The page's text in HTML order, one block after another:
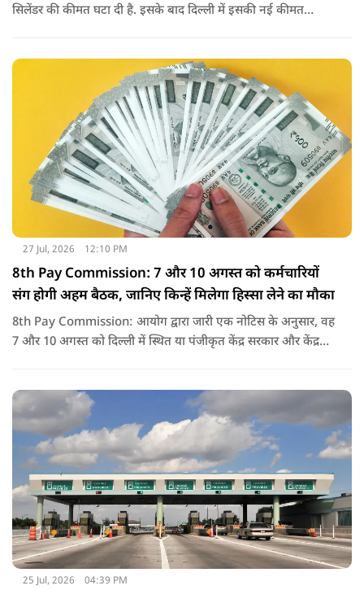
सिलेंडर की कीमत घटा दी है. इसके बाद दिल्ली में इसकी नई कीमत
27 Jul, 2026 12:10 PM
8th Pay Commission: 7 और 10 अगस्त को कर्मचारियों
संग होगी अहम बैठक, जानिए किन्हें मिलेगा हिस्सा लेने का मौका
8th Pay Commission: आयोग द्वारा जारी एक नोटिस के अनुसार, वह
7 और 10 अगस्त को दिल्ली में स्थित या पंजीकृत केंद्र सरकार और केंद्र
25 Jul, 2026 04:39 PM